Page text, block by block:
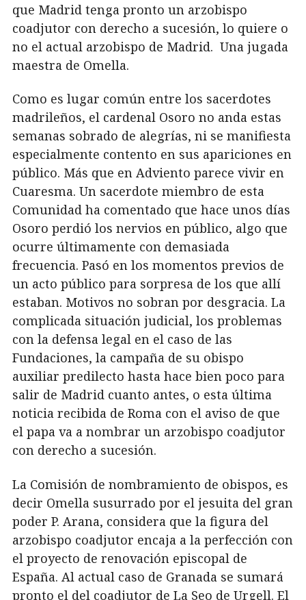
que Madrid tenga pronto un arzobispo
coadjutor con derecho a sucesión, lo quiere o
no el actual arzobispo de Madrid. Una jugada
maestra de Omella.
Como es lugar común entre los sacerdotes
madrileños, el cardenal Osoro no anda estas
semanas sobrado de alegrías, ni se manifiesta
especialmente contento en sus apariciones en
público. Más que en Adviento parece vivir en
Cuaresma. Un sacerdote miembro de esta
Comunidad ha comentado que hace unos días
Osoro perdió los nervios en público, algo que
ocurre últimamente con demasiada
frecuencia. Pasó en los momentos previos de
un acto público para sorpresa de los que allí
estaban. Motivos no sobran por desgracia. La
complicada situación judicial, los problemas
con la defensa legal en el caso de las
Fundaciones, la campaña de su obispo
auxiliar predilecto hasta hace bien poco para
salir de Madrid cuanto antes, o esta última
noticia recibida de Roma con el aviso de que
el papa va a nombrar un arzobispo coadjutor
con derecho a sucesión.
La Comisión de nombramiento de obispos, es
decir Omella susurrado por el jesuita del gran
poder P. Arana, considera que la figura del
arzobispo coadjutor encaja a la perfección con
el proyecto de renovación episcopal de
España. Al actual caso de Granada se sumará
pronto el del coadjutor de La Seo de Urgell. El